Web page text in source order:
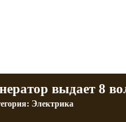
выдает 8
Электрика